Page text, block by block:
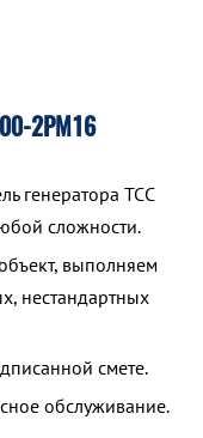
2РМ16
генератора ТСС
сложности.
выполняем
нестандартных
смете.
обслуживание.